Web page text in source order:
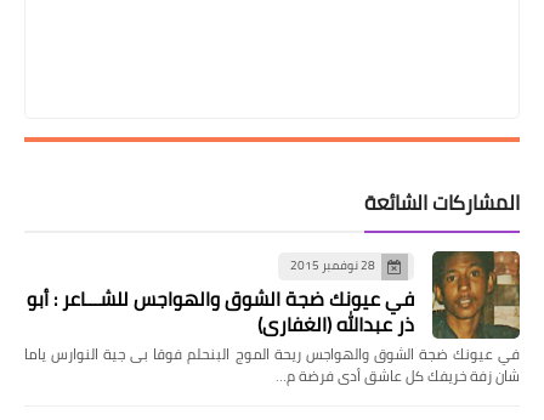
المشاركات الشائعة
28 نوفمبر 2015
في عيونك ضجة الشوق والهواجس للشـــاعر : أبو
ذر عبدالله (الغفاري)
في عيونك ضجة الشوق والهواجس ريحة الموج البنحلم فوقا بى جية النوارس ياما
شان زفة خريفك كل عاشق أدى فرضة م…